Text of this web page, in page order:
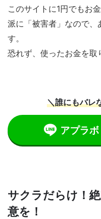
このサイトに1円でもお
派に「被害者」なので、
す。
恐れず、使ったお金を取
＼誰にもバレ
アプラ
サクラだらけ！
意を！